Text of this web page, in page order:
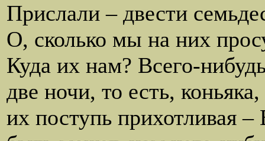
Прислали – двести
О, сколько мы на них
Куда их нам? Всего-
две ночи, то есть,
их поступь прихотливая